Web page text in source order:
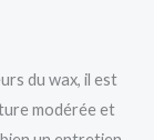
du wax, il est
modérée et